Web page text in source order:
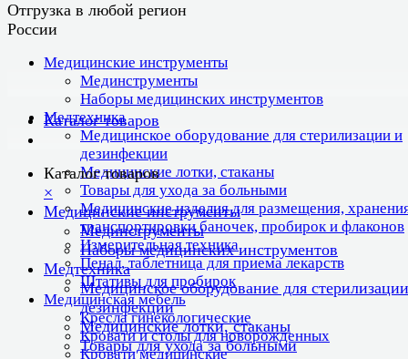
Отгрузка в любой регион
России
Медицинские инструменты
Мединструменты
Наборы медицинских инструментов
Медтехника
Медицинское оборудование для стерилизации и
дезинфекции
Медицинские лотки, стаканы
Товары для ухода за больными
Медицинские изделия для размещения,
транспортировки баночек, пробирок и флаконов
Измерительная техника
Пенал, таблетница для приема лекарств
Штативы для пробирок
Медицинская мебель
Кресла гинекологические
Кровати и столы для новорожденных
Кровати медицинские
Каталог товаров
Каталог товаров
×
Медицинские инструменты
Мединструменты
Наборы медицинских инструментов
Медтехника
Медицинское оборудование для
дезинфекции
Медицинские лотки, стаканы
Товары для ухода за больными